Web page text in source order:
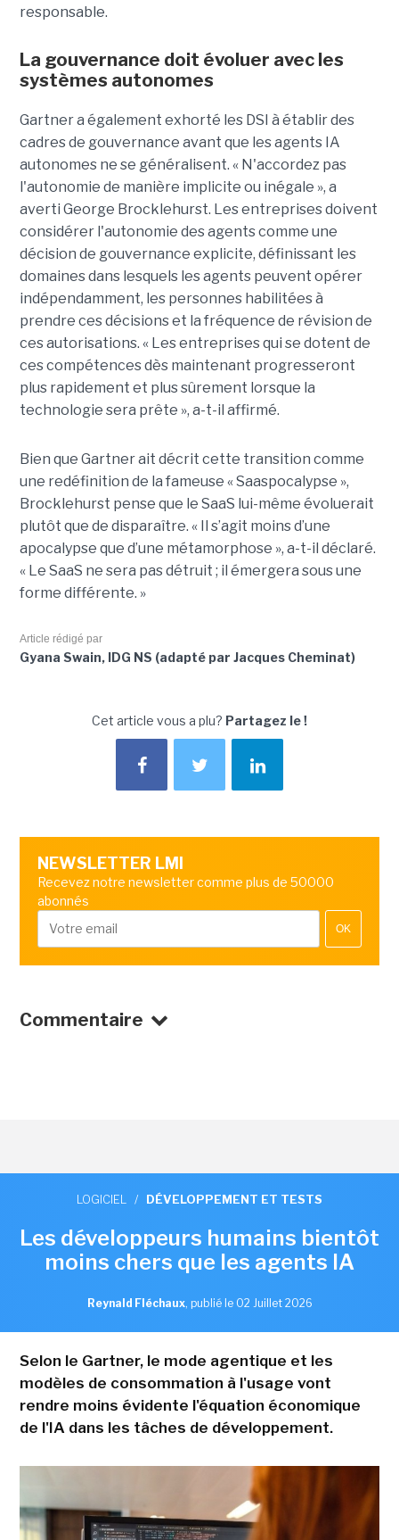
responsable.
La gouvernance doit évoluer avec les
systèmes autonomes
Gartner a également exhorté les DSI à établir des
cadres de gouvernance avant que les agents IA
autonomes ne se généralisent. « N'accordez pas
l'autonomie de manière implicite ou inégale », a
averti George Brocklehurst. Les entreprises doivent
considérer l'autonomie des agents comme une
décision de gouvernance explicite, définissant les
domaines dans lesquels les agents peuvent opérer
indépendamment, les personnes habilitées à
prendre ces décisions et la fréquence de révision de
ces autorisations. « Les entreprises qui se dotent de
ces compétences dès maintenant progresseront
plus rapidement et plus sûrement lorsque la
technologie sera prête », a-t-il affirmé.
Bien que Gartner ait décrit cette transition comme
une redéfinition de la fameuse « Saaspocalypse »,
Brocklehurst pense que le SaaS lui-même évoluerait
plutôt que de disparaître. « Il s’agit moins d’une
apocalypse que d’une métamorphose », a-t-il déclaré.
« Le SaaS ne sera pas détruit ; il émergera sous une
forme différente. »
Article rédigé par
Gyana Swain, IDG NS (adapté par Jacques Cheminat)
Cet article vous a plu? Partagez le !
NEWSLETTER LMI
Recevez notre newsletter comme plus de 50000
abonnés
OK
Commentaire
LOGICIEL / DÉVELOPPEMENT ET TESTS
Les développeurs humains bientôt
moins chers que les agents IA
Reynald Fléchaux, publié le 02 Juillet 2026
Selon le Gartner, le mode agentique et les
modèles de consommation à l'usage vont
rendre moins évidente l'équation économique
de l'IA dans les tâches de développement.